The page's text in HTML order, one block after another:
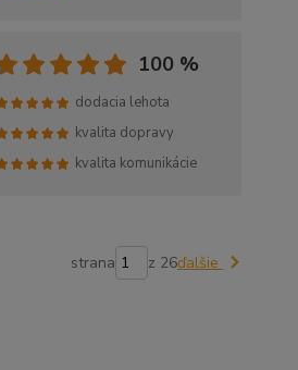
100 %
dodacia lehota
kvalita dopravy
kvalita komunikácie
strana z 26ďalšie